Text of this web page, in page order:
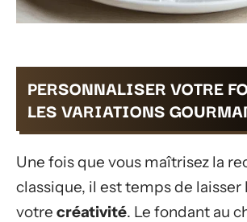
PERSONNALISER VOTRE
LES VARIATIONS
Une fois que vous maîtrisez la
classique, il est temps de laisser
votre créativité. Le fondant au